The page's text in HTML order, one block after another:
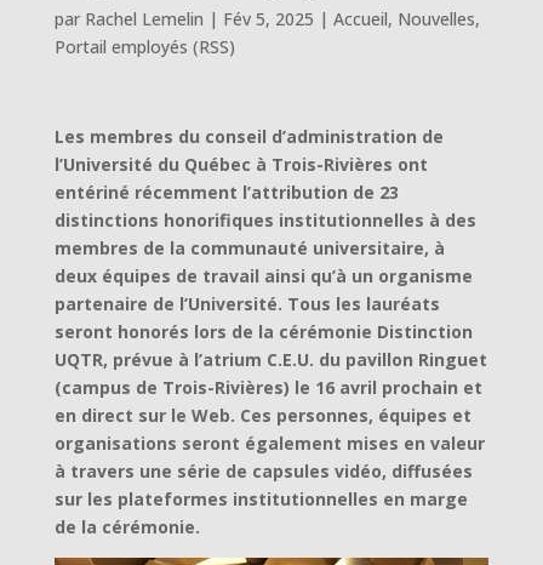
par Rachel Lemelin | Fév 5, 2025 | Accueil, Nouvelles,
Portail employés (RSS)
Les membres du conseil d’administration de
l’Université du Québec à Trois-Rivières ont
entériné récemment l’attribution de 23
distinctions honorifiques institutionnelles à des
membres de la communauté universitaire, à
deux équipes de travail ainsi qu’à un organisme
partenaire de l’Université. Tous les lauréats
seront honorés lors de la cérémonie Distinction
UQTR, prévue à l’atrium C.E.U. du pavillon Ringuet
(campus de Trois-Rivières) le 16 avril prochain et
en direct sur le Web. Ces personnes, équipes et
organisations seront également mises en valeur
à travers une série de capsules vidéo, diffusées
sur les plateformes institutionnelles en marge
de la cérémonie.